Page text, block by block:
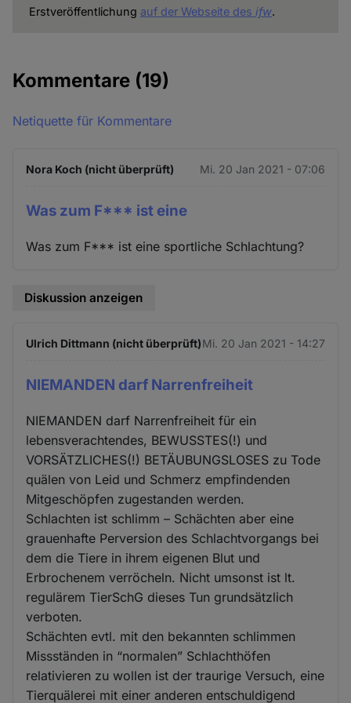
Erstveröffentlichung auf der Webseite des ifw.
Kommentare (19)
Netiquette für Kommentare
Nora Koch (nicht überprüft) Mi. 20 Jan 2021 - 07:06
Was zum F*** ist eine
Was zum F*** ist eine sportliche Schlachtung?
Diskussion anzeigen
Ulrich Dittmann (nicht überprüft)Mi. 20 Jan 2021 - 14:27
NIEMANDEN darf Narrenfreiheit
NIEMANDEN darf Narrenfreiheit für ein
lebensverachtendes, BEWUSSTES(!) und
VORSÄTZLICHES(!) BETÄUBUNGSLOSES zu Tode
quälen von Leid und Schmerz empfindenden
Mitgeschöpfen zugestanden werden.
Schlachten ist schlimm – Schächten aber eine
grauenhafte Perversion des Schlachtvorgangs bei
dem die Tiere in ihrem eigenen Blut und
Erbrochenem verröcheln. Nicht umsonst ist lt.
regulärem TierSchG dieses Tun grundsätzlich
verboten.
Schächten evtl. mit den bekannten schlimmen
Missständen in “normalen” Schlachthöfen
relativieren zu wollen ist der traurige Versuch, eine
Tierquälerei mit einer anderen entschuldigend